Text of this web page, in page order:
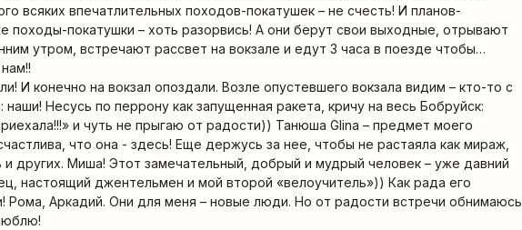
всяких впечатлительных походов-покатушек – не счесть! И планов-
походы-покатушки – хоть разорвись! А они берут свои выходные, отрывают
утром, встречают рассвет на вокзале и едут 3 часа в поезде чтобы…
И конечно на вокзал опоздали. Возле опустевшего вокзала видим – кто-то с
Несусь по перрону как запущенная ракета, кричу на весь Бобруйск:
и чуть не прыгаю от радости)) Танюша Glina – предмет моего
что она - здесь! Еще держусь за нее, чтобы не растаяла как мираж,
других. Миша! Этот замечательный, добрый и мудрый человек – уже давний
настоящий джентельмен и мой второй «велоучитель»)) Как рада его
Рома, Аркадий. Они для меня – новые люди. Но от радости встречи обнимаюсь